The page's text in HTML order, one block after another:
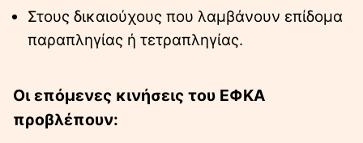
Στους δικαιούχους που λαμβάνουν επίδομα
παραπληγίας ή τετραπληγίας.
Οι επόμενες κινήσεις του ΕΦΚΑ
προβλέπουν: